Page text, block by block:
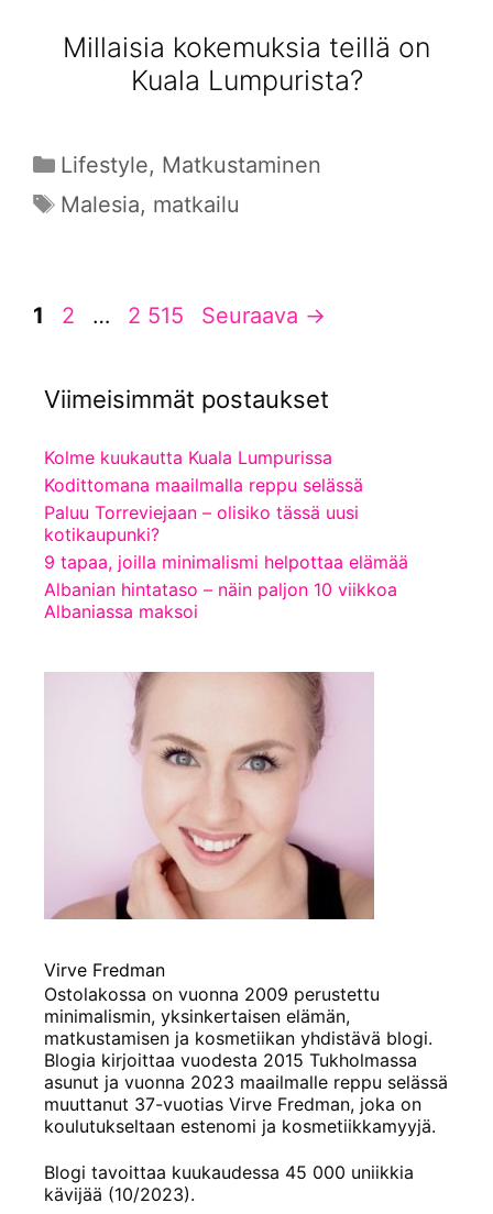
Millaisia kokemuksia teillä on
Kuala Lumpurista?
Kategoriat
Lifestyle, Matkustaminen
Avainsanat
Malesia, matkailu
Sivu
1 Sivu
2 … Sivu
2 515 Seuraava →
Viimeisimmät postaukset
Kolme kuukautta Kuala Lumpurissa
Kodittomana maailmalla reppu selässä
Paluu Torreviejaan – olisiko tässä uusi
kotikaupunki?
9 tapaa, joilla minimalismi helpottaa elämää
Albanian hintataso – näin paljon 10 viikkoa
Albaniassa maksoi
Virve Fredman
Ostolakossa on vuonna 2009 perustettu
minimalismin, yksinkertaisen elämän,
matkustamisen ja kosmetiikan yhdistävä blogi.
Blogia kirjoittaa vuodesta 2015 Tukholmassa
asunut ja vuonna 2023 maailmalle reppu selässä
muuttanut 37-vuotias Virve Fredman, joka on
koulutukseltaan estenomi ja kosmetiikkamyyjä.
Blogi tavoittaa kuukaudessa 45 000 uniikkia
kävijää (10/2023).